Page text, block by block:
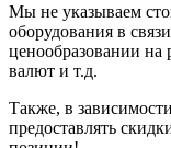
Мы не указываем
оборудования в
ценообразовании на
валют и т.д.
Также, в
предоставлять